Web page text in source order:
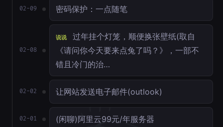
02-09 密码保护：一点随笔
02-08
说说
过年挂个灯笼，顺便换张壁纸(取自
《请问你今天要来点兔了吗？》，一部不
错且冷门的治…
02-02 让网站发送电子邮件(outlook)
02-01 (闲聊)阿里云99元/年服务器